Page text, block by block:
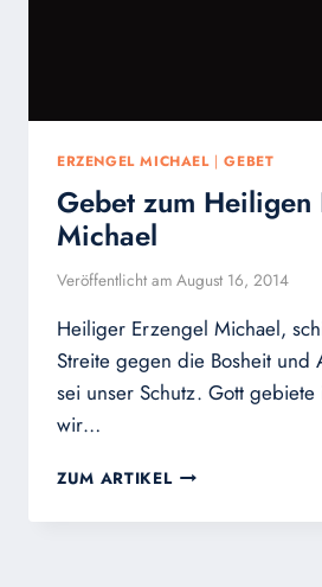
ERZENGEL MICHAEL|GEBET
Gebet zum Heiligen
Michael
Veröffentlicht am August 16, 2014
Heiliger Erzengel Michael,
Streite gegen die Bosheit und
sei unser Schutz. Gott
wir…
ZUM ARTIKEL GEBET
HEILIGEN